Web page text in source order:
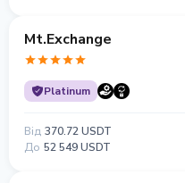
Mt.Exchange
Platinum
Від 370.72 USDT
До 52 549 USDT